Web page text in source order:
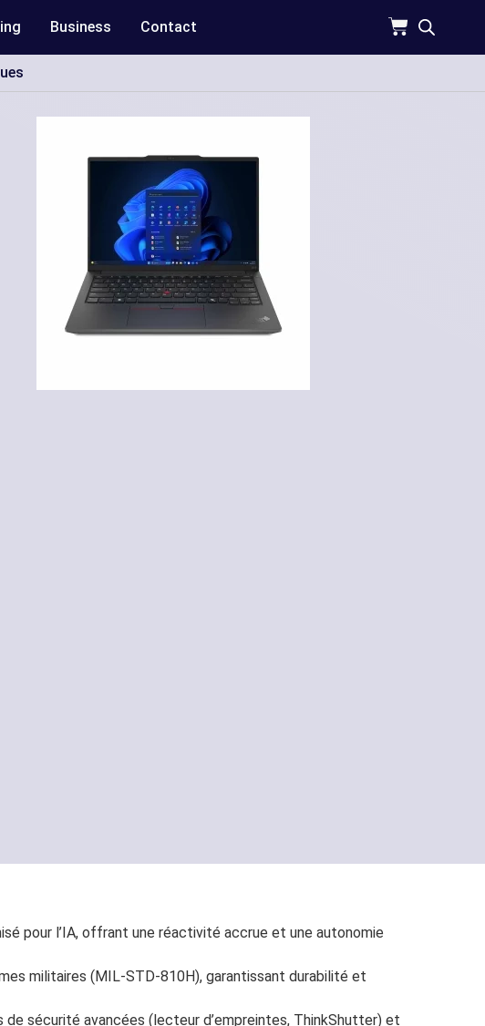
Business Contact
pour l’IA, offrant une réactivité accrue et une autonomie
militaires (MIL-STD-810H), garantissant durabilité et
sécurité avancées (lecteur d’empreintes, ThinkShutter) et